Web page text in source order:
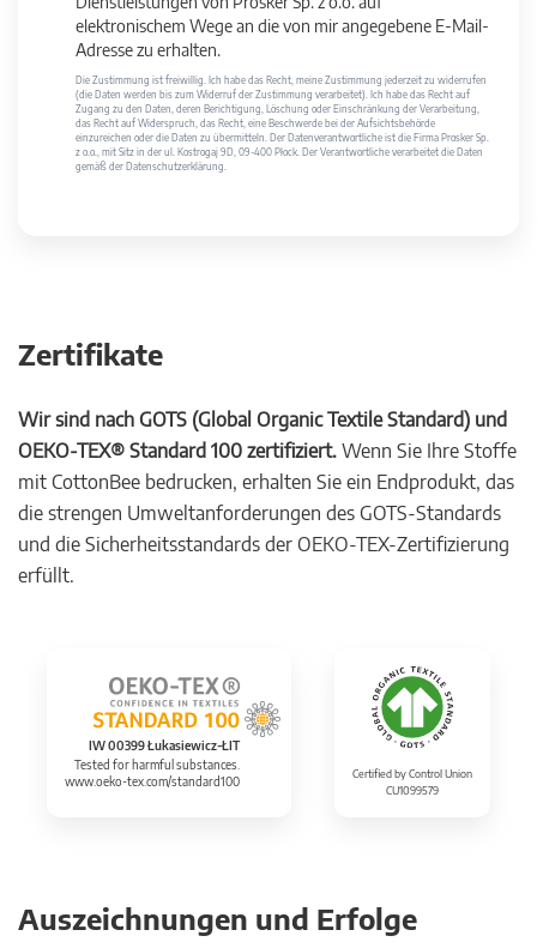
elektronischem Wege an die von mir angegebene E-Mail-
Adresse zu erhalten.
Die Zustimmung ist freiwillig. Ich habe das Recht, meine Zustimmung jederzeit zu widerrufen
(die Daten werden bis zum Widerruf der Zustimmung verarbeitet). Ich habe das Recht auf
Zugang zu den Daten, deren Berichtigung, Löschung oder Einschränkung der Verarbeitung,
das Recht auf Widerspruch, das Recht, eine Beschwerde bei der Aufsichtsbehörde
einzureichen oder die Daten zu übermitteln. Der Datenverantwortliche ist die Firma Prosker Sp.
z o.o., mit Sitz in der ul. Kostrogaj 9D, 09-400 Płock. Der Verantwortliche verarbeitet die Daten
gemäß der Datenschutzerklärung.
Zertifikate
Wir sind nach GOTS (Global Organic Textile Standard) und
OEKO-TEX® Standard 100 zertifiziert. Wenn Sie Ihre Stoffe
mit CottonBee bedrucken, erhalten Sie ein Endprodukt, das
die strengen Umweltanforderungen des GOTS-Standards
und die Sicherheitsstandards der OEKO-TEX-Zertifizierung
erfüllt.
IW 00399 Łukasiewicz-ŁIT
Tested for harmful substances.
www.oeko-tex.com/standard100
Certified by Control Union
CU1099579
Auszeichnungen und Erfolge